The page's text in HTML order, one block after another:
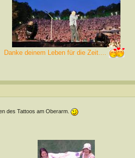
Danke deinem Leben für die Zeit....
des Tattoos am Oberarm.